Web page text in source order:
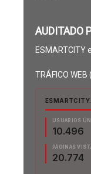
AUDITADO
ESMARTCITY
TRÁFICO